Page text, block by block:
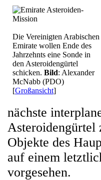
Die Vereinigten Arabischen
Emirate wollen Ende des
Jahrzehnts eine Sonde in
den Asteroidengürtel
schicken. Bild: Alexander
McNabb (PDO)
[Großansicht]
nächste
Asteroidengürtel
Objekte des
auf einem
vorgesehen.